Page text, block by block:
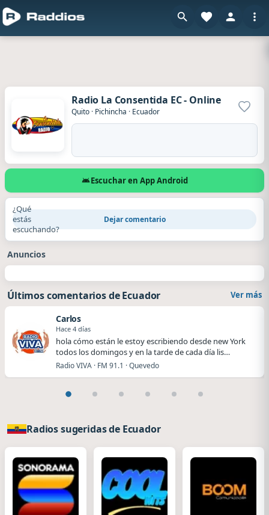
Radio La Consentida EC - Online
Quito · Pichincha · Ecuador
Escuchar en App Android
¿Qué
estás
escuchando?
Dejar comentario
Anuncios
Últimos comentarios de Ecuador Ver más
Carlos
Hace 4 días
hola cómo están le estoy escribiendo desde new York
todos los domingos y en la tarde de cada día lis…
Radio VIVA · FM 91.1 · Quevedo
Radios sugeridas de Ecuador